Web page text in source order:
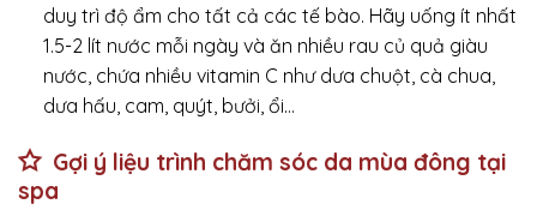
duy trì độ ẩm cho tất cả các tế bào. Hãy uống ít nhất
1.5-2 lít nước mỗi ngày và ăn nhiều rau củ quả giàu
nước, chứa nhiều vitamin C như dưa chuột, cà chua,
dưa hấu, cam, quýt, bưởi, ổi…
Gợi ý liệu trình chăm sóc da mùa đông tại
spa